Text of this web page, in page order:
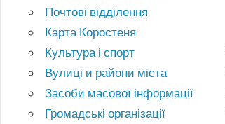
Почтові відділення
Карта Коростеня
Культура і спорт
Вулиці и райони міста
Засоби масової інформації
Громадські організації